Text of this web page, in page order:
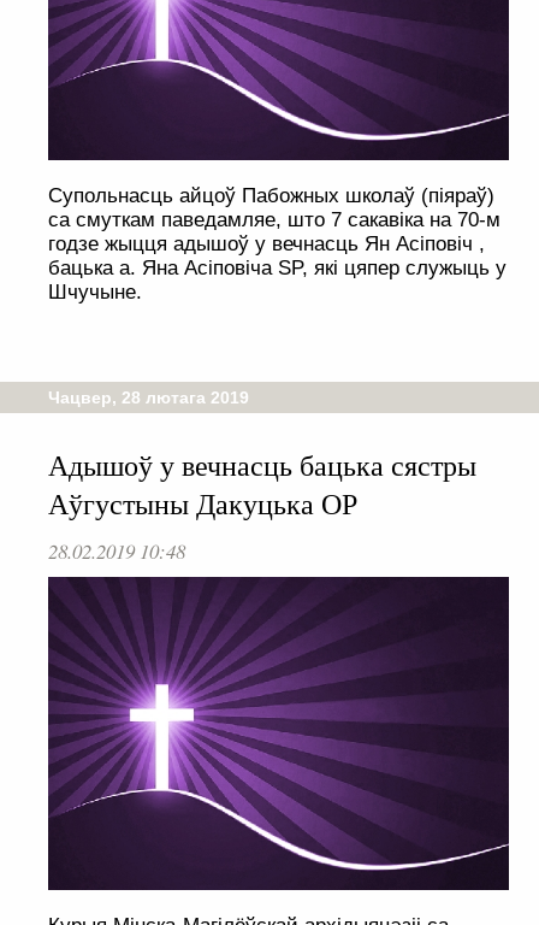
Супольнасць айцоў Пабожных школаў (піяраў)
са смуткам паведамляе, што 7 сакавіка на 70-м
годзе жыцця адышоў у вечнасць Ян Асіповіч ,
бацька а. Яна Асіповіча SP, які цяпер служыць у
Шчучыне.
Чацвер, 28 лютага 2019
Адышоў у вечнасць бацька сястры
Аўгустыны Дакуцька ОР
28.02.2019 10:48